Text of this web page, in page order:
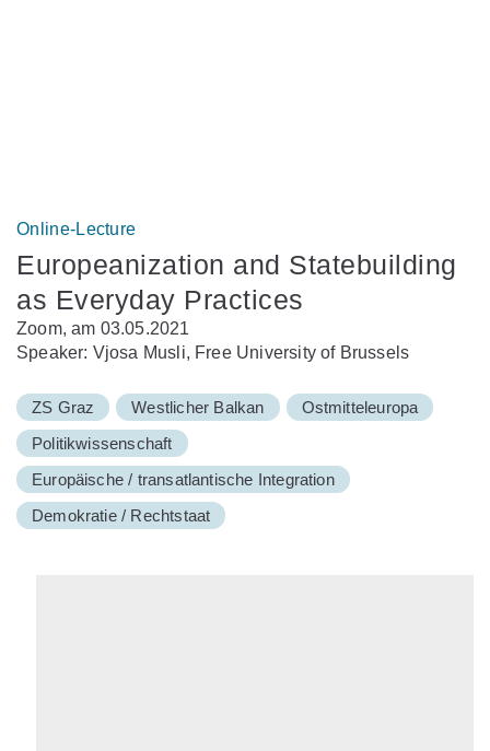
Online-Lecture
Europeanization and Statebuilding
as Everyday Practices
Zoom, am 03.05.2021
Speaker: Vjosa Musli, Free University of Brussels
ZS Graz Westlicher Balkan
Ostmitteleuropa
Politikwissenschaft
Europäische / transatlantische Integration
Demokratie / Rechtstaat